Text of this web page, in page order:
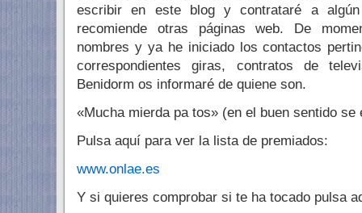
escribir en este blog y contrataré a
recomiende otras páginas web. De
nombres y ya he iniciado los contactos
correspondientes giras, contratos de
Benidorm os informaré de quiene son.
«Mucha mierda pa tos» (en el buen sentido se
Pulsa aquí para ver la lista de premiados:
www.onlae.es
Y si quieres comprobar si te ha tocado pulsa